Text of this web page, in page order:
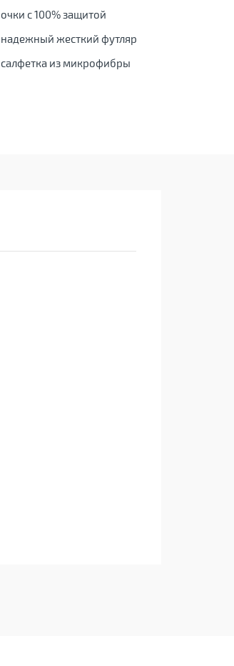
очки с 100% защитой
надежный жесткий футляр
салфетка из микрофибры